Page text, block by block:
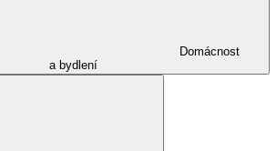
Domácnost
a bydlení